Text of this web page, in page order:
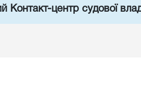
Контакт-центр судової